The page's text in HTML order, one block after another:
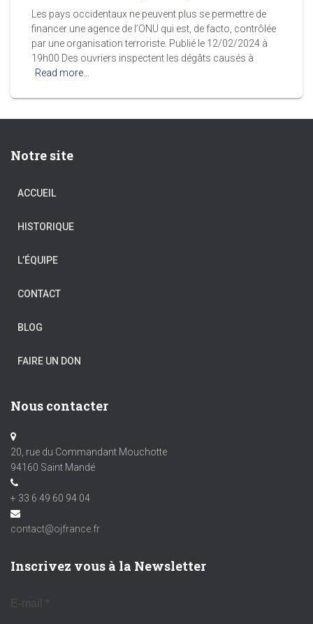
Les pays occidentaux ne peuvent plus se permettre de
financer une agence de l’ONU qui est, de facto, contrôlée
par une organisation terroriste. Publié le 12/02/2024 à
19h00 Des ouvriers inspectent les dégâts causés à
Read more…
Notre site
ACCUEIL
HISTORIQUE
L’ÉQUIPE
CONTACT
BLOG
FAIRE UN DON
Nous contacter
20, rue du Commandant Mouchotte
94160 Saint Mandé
+ 33 6 49 60 94 04
contact@ojfrance.fr
Inscrivez vous à la Newsletter
E-mail *